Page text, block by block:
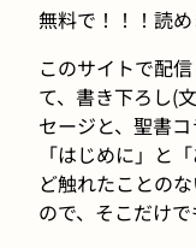
無料で！！！読め
このサイトで配
て、書き下ろし(
セージと、聖書
「はじめに」と
ど触れたことの
ので、そこだけで